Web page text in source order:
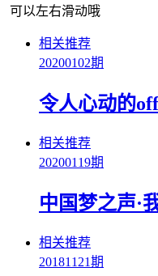
可以左右滑动哦
相关推荐
20200102期
令人心动的
相关推荐
20200119期
中国梦之声·
相关推荐
20181121期